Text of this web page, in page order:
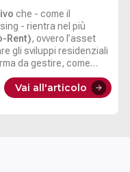
che - come il
- rientra nel più
Rent), ovvero l’asset
gli sviluppi residenziali
da gestire, come
specificamente al
Vai all'articolo